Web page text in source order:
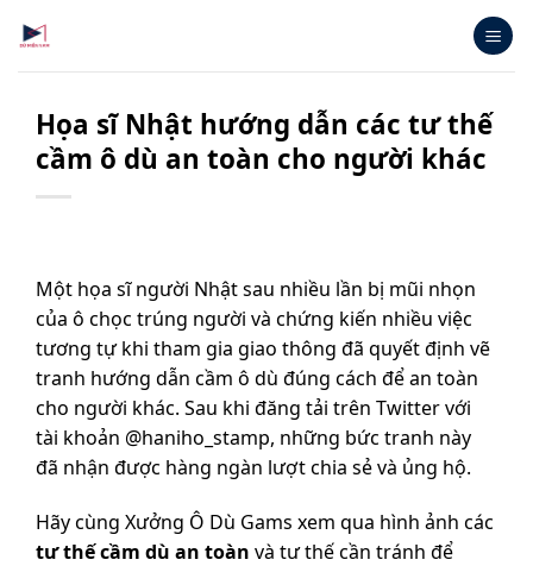
qua
nội
Họa sĩ Nhật hướng dẫn các tư thế
cầm ô dù an toàn cho người khác
Một họa sĩ người Nhật sau nhiều lần bị mũi nhọn
của ô chọc trúng người và chứng kiến nhiều việc
tương tự khi tham gia giao thông đã quyết định vẽ
tranh hướng dẫn cầm ô dù đúng cách để an toàn
cho người khác. Sau khi đăng tải trên Twitter với
tài khoản @haniho_stamp, những bức tranh này
đã nhận được hàng ngàn lượt chia sẻ và ủng hộ.
Hãy cùng Xưởng Ô Dù Gams xem qua hình ảnh các
tư thế cầm dù an toàn và tư thế cần tránh để